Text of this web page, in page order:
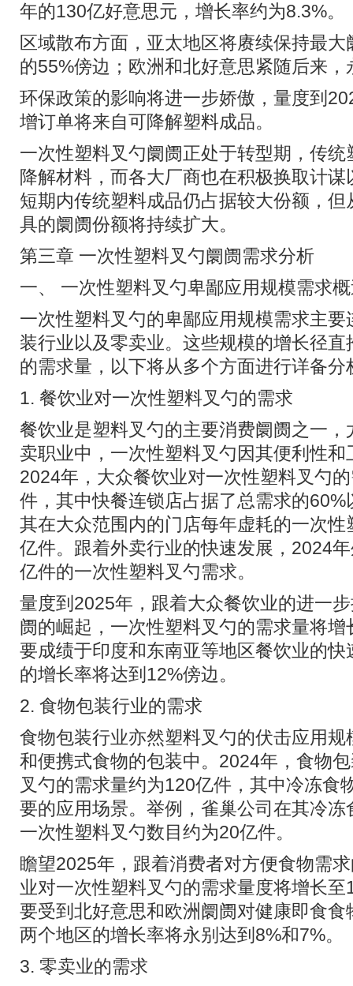
年的130亿好意思元，增长率约为8.3%。
区域散布方面，亚太地区将赓续保持最
的55%傍边；欧洲和北好意思紧随后来
环保政策的影响将进一步娇傲，量度到
增订单将来自可降解塑料成品。
一次性塑料叉勺阛阓正处于转型期，传
降解材料，而各大厂商也在积极换取计
短期内传统塑料成品仍占据较大份额，
具的阛阓份额将持续扩大。
第三章 一次性塑料叉勺阛阓需求分析
一、 一次性塑料叉勺卑鄙应用规模需求
一次性塑料叉勺的卑鄙应用规模需求主
装行业以及零卖业。这些规模的增长径
的需求量，以下将从多个方面进行详备分
1. 餐饮业对一次性塑料叉勺的需求
餐饮业是塑料叉勺的主要消费阛阓之一
卖职业中，一次性塑料叉勺因其便利性
2024年，大众餐饮业对一次性塑料叉勺
件，其中快餐连锁店占据了总需求的
其在大众范围内的门店每年虚耗的一次
亿件。跟着外卖行业的快速发展，2024
亿件的一次性塑料叉勺需求。
量度到2025年，跟着大众餐饮业的进一
阓的崛起，一次性塑料叉勺的需求量将
要成绩于印度和东南亚等地区餐饮业的
的增长率将达到12%傍边。
2. 食物包装行业的需求
食物包装行业亦然塑料叉勺的伏击应用
和便携式食物的包装中。2024年，食物
叉勺的需求量约为120亿件，其中冷冻食
要的应用场景。举例，雀巢公司在其冷
一次性塑料叉勺数目约为20亿件。
瞻望2025年，跟着消费者对方便食物需
业对一次性塑料叉勺的需求量度将增长
要受到北好意思和欧洲阛阓对健康即食
两个地区的增长率将永别达到8%和7%。
3. 零卖业的需求